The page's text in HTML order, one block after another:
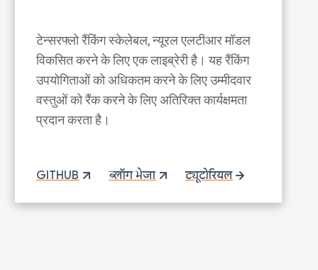
टेन्सरफ्लो रैंकिंग स्केलेबल, न्यूरल एलटीआर मॉडल
विकसित करने के लिए एक लाइब्रेरी है। यह रैंकिंग
उपयोगिताओं को अधिकतम करने के लिए उम्मीदवार
वस्तुओं को रैंक करने के लिए अतिरिक्त कार्यक्षमता
प्रदान करता है।
GITHUB ब्लॉग भेजा ट्यूटोरियल